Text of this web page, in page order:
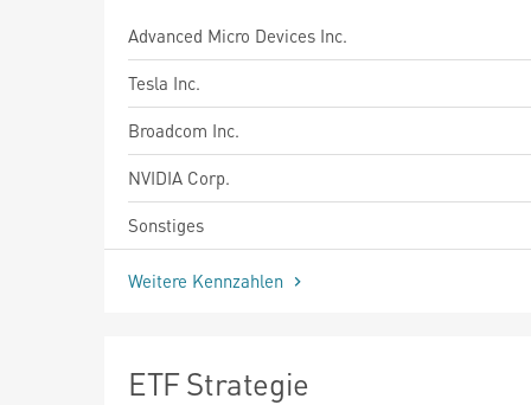
Advanced Micro Devices Inc.
Tesla Inc.
Broadcom Inc.
NVIDIA Corp.
Sonstiges
Weitere Kennzahlen
ETF Strategie